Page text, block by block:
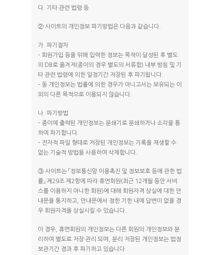
다. 기타 관련 법령 등
② 사이트의 개인정보 파기방법은 다음과 같습니다.
가. 파기절차
– 회원가입 등을 위해 입력한 정보는 목적이 달성된 후 별도
의 DB로 옮겨져(종이의 경우 별도의 서류함) 내부 방침 및 기
타 관련 법령에 의한 일정기간 저장된 후 파기됩니다.
– 동 개인정보는 법률에 의한 경우가 아니고서는 보유되는 이
외의 다른 목적으로 이용되지 않습니다.
나. 파기방법
– 종이에 출력된 개인정보는 분쇄기로 분쇄하거나 소각을 통
하여 파기합니다.
– 전자적 파일 형태로 저장된 개인정보는 기록을 재생할 수
없는 기술적 방법을 사용하여 삭제합니다.
③ 사이트는 「정보통신망 이용촉진 및 정보보호 등에 관한 법
률」 제29조 제2항에 따라 휴면회원(최근 12개월 동안 서비
스를 이용하지 아니한 회원)에 대해 회원자격 상실에 대한 안
내문을 통지하고, 안내문에서 정한 기한 내에 답변이 없을 경
우 회원자격을 상실시킬 수 있습니다.
이 경우, 휴면회원의 개인정보는 다른 회원의 개인정보와 분
리하여 별도로 저장·관리 되며, 분리 저장된 개인정보는 법정
보관기간 경과 후 파기하고 있습니다.